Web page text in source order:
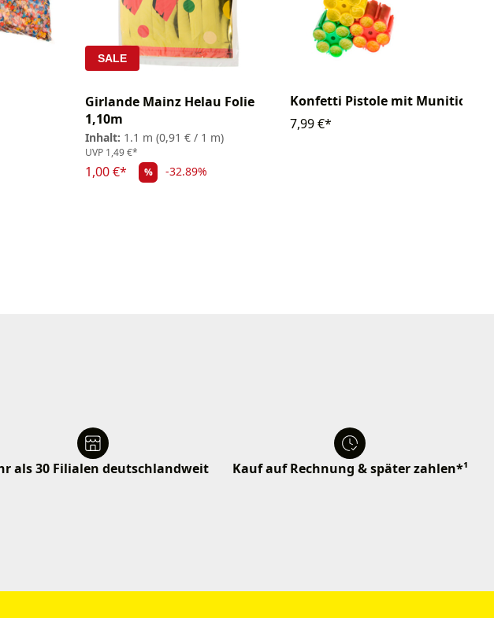
SALE
Girlande Mainz Helau Folie
1,10m
Inhalt: 1.1 m (0,91 € / 1 m)
UVP 1,49 €*
1,00 €* % -32.89%
Konfetti Pistole mit Munition
7,99 €*
als 30 Filialen deutschlandweit Kauf auf Rechnung & später zahlen*¹